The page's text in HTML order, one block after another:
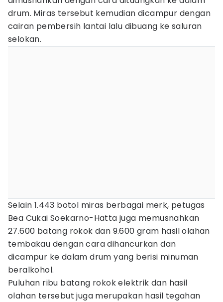
drum. Miras tersebut kemudian dicampur dengan
cairan pembersih lantai lalu dibuang ke saluran
selokan.
Selain 1.443 botol miras berbagai merk, petugas
Bea Cukai Soekarno-Hatta juga memusnahkan
27.600 batang rokok dan 9.600 gram hasil olahan
tembakau dengan cara dihancurkan dan
dicampur ke dalam drum yang berisi minuman
beralkohol.
Puluhan ribu batang rokok elektrik dan hasil
olahan tersebut juga merupakan hasil tegahan